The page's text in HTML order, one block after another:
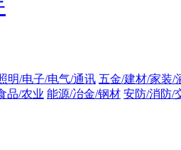
明/电子/电气/通讯 五金/建材/家装/
品/农业 能源/冶金/钢材 安防/消防/